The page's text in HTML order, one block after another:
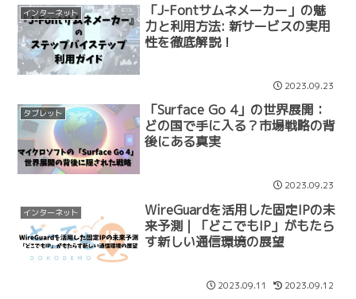
インターネット
「J-Fontサムネメーカー」の魅
力と利用方法: 新サービスの実用
性を徹底解説！
2023.09.23
タブレット
「Surface Go 4」の世界展開：
どの国で手に入る？市場戦略の背
後にある真実
2023.09.23
インターネット
WireGuardを活用した固定IPの未
来予測｜「どこでもIP」がもたら
す新しい通信環境の展望
2023.09.11 2023.09.12